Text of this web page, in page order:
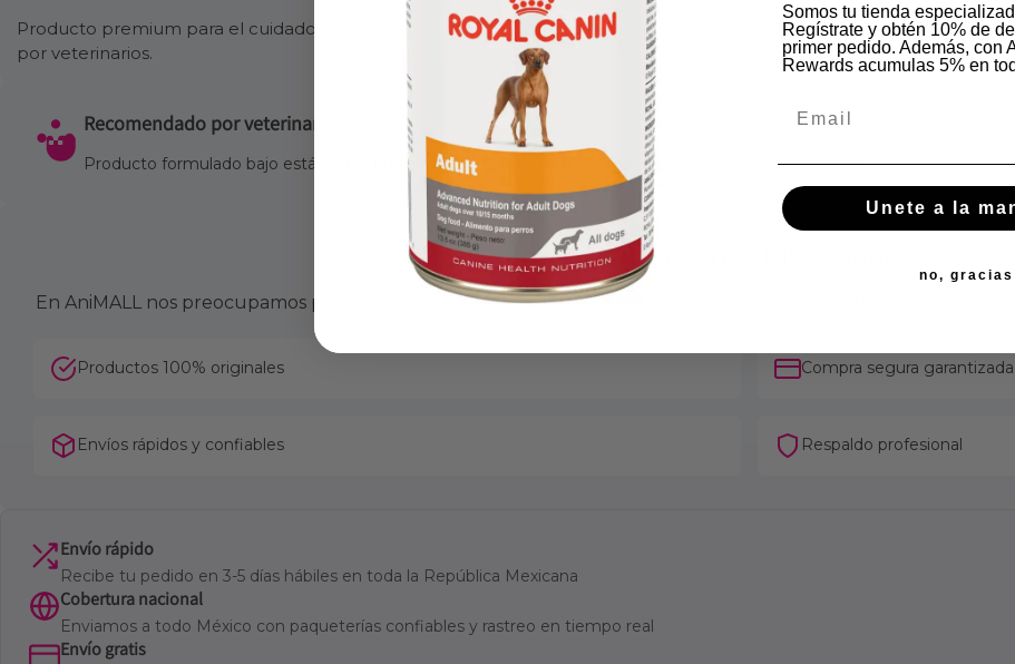
Producto premium para el cuidado de tu mascota. Formulado con ingredientes de alta calidad que garantizan
por veterinarios.
Recomendado por veterinarios
Producto formulado bajo estándares profesionales para garantizar la salud y bienestar de tu mascota.
Compra con total confianza
En AniMALL nos preocupamos por el bienestar de tu mascota. Por eso garantizamos productos originales,
Productos 100% originales Compra segura garantizada
Envíos rápidos y confiables Respaldo profesional
Envío rápido
Recibe tu pedido en 3-5 días hábiles en toda la República Mexicana
Cobertura nacional
Enviamos a todo México con paqueterías confiables y rastreo en tiempo real
Envío gratis
Somos tu tienda
Regístrate y obtén 10% de
primer pedido. Además, con
Rewards acumulas 5% en
Unete a la
no, gracias